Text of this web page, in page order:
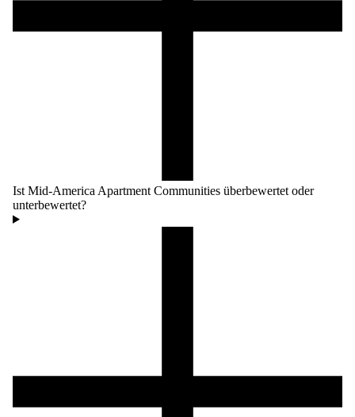
Ist Mid-America Apartment Communities überbewertet oder
unterbewertet?